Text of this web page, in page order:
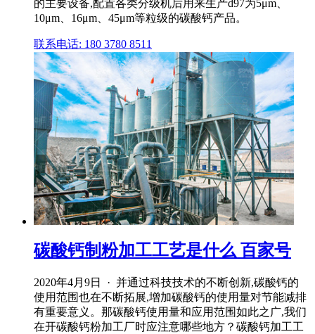
的主要设备,配置各类分级机后用来生产d97为5μm、
10μm、16μm、45μm等粒级的碳酸钙产品。
联系电话: 180 3780 8511
碳酸钙制粉加工工艺是什么 百家号
2020年4月9日 · 并通过科技技术的不断创新,碳酸钙的
使用范围也在不断拓展,增加碳酸钙的使用量对节能减排
有重要意义。那碳酸钙使用量和应用范围如此之广,我们
在开碳酸钙粉加工厂时应注意哪些地方？碳酸钙加工工